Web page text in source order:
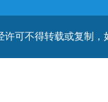
可不得转载或复制